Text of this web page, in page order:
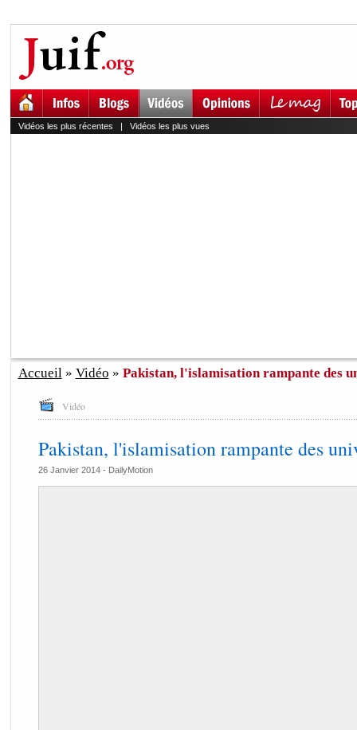
Vidéos les plus récentes | Vidéos les plus vues
Accueil» Vidéo » Pakistan, l'islamisation rampante des
Vidéo
Pakistan, l'islamisation rampante des
26 Janvier 2014 - DailyMotion